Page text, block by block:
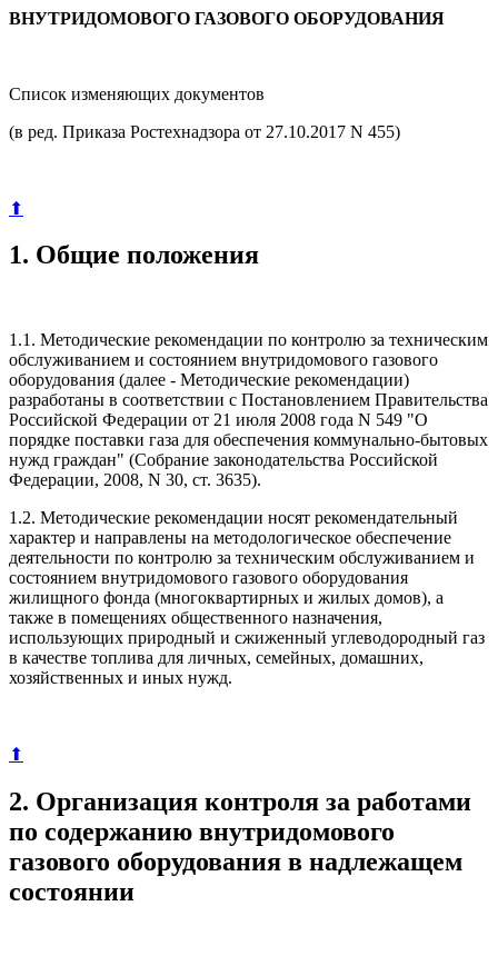
ВНУТРИДОМОВОГО ГАЗОВОГО ОБОРУДОВАНИЯ
Список изменяющих документов
(в ред. Приказа Ростехнадзора от 27.10.2017 N 455)
⬆
1. Общие положения
1.1. Методические рекомендации по контролю за техническим
обслуживанием и состоянием внутридомового газового
оборудования (далее - Методические рекомендации)
разработаны в соответствии с Постановлением Правительства
Российской Федерации от 21 июля 2008 года N 549 "О
порядке поставки газа для обеспечения коммунально-бытовых
нужд граждан" (Собрание законодательства Российской
Федерации, 2008, N 30, ст. 3635).
1.2. Методические рекомендации носят рекомендательный
характер и направлены на методологическое обеспечение
деятельности по контролю за техническим обслуживанием и
состоянием внутридомового газового оборудования
жилищного фонда (многоквартирных и жилых домов), а
также в помещениях общественного назначения,
использующих природный и сжиженный углеводородный газ
в качестве топлива для личных, семейных, домашних,
хозяйственных и иных нужд.
⬆
2. Организация контроля за работами
по содержанию внутридомового
газового оборудования в надлежащем
состоянии